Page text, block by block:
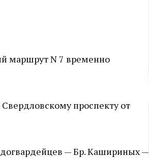
маршрут N 7 временно
проспекту от
— Бр. Кашириных —